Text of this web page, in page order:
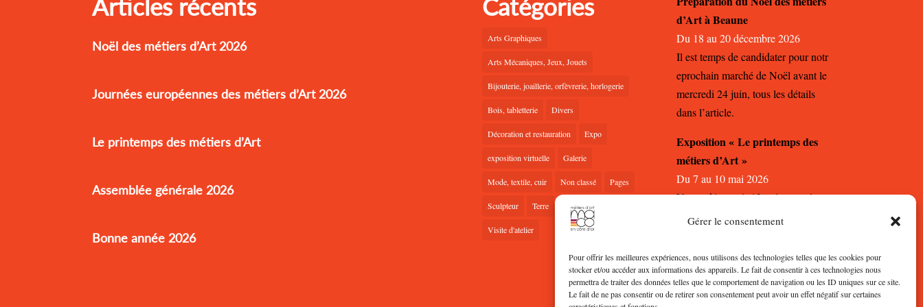
Gérer le consentement
Pour offrir les meilleures expériences, nous utilisons des technologies telles que les cookies pour
stocker et/ou accéder aux informations des appareils. Le fait de consentir à ces technologies nous
permettra de traiter des données telles que le comportement de navigation ou les ID uniques sur ce site.
Le fait de ne pas consentir ou de retirer son consentement peut avoir un effet négatif sur certaines
Articles récents
Noël des métiers d’Art 2026
Journées européennes des métiers d’Art 2026
Le printemps des métiers d’Art
Assemblée générale 2026
Bonne année 2026
Catégories
Arts Graphiques
Arts Mécaniques, Jeux, Jouets
Bijouterie, joaillerie, orfèvrerie, horlogerie
Bois, tabletterie Divers
Décoration et restauration Expo
exposition virtuelle Galerie
Mode, textile, cuir Non classé Pages
Sculpteur Terre Verre
Visite d'atelier
d’Art à Beaune
Du 18 au 20 décembre 2026
Il est temps de candidater pour notr
eprochain marché de Noël avant le
mercredi 24 juin, tous les détails
dans l’article.
Exposition « Le printemps des
métiers d’Art »
Du 7 au 10 mai 2026
Venez découvrir 12 artisans et leurs
créations à la Ferronnerie à Dijon
autour des métiers d’Art.